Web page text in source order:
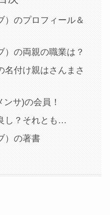
）のプロフィール＆
）の両親の職業は？
名付け親はさんまさ
サ)の会員！
し？それとも…
）の著書